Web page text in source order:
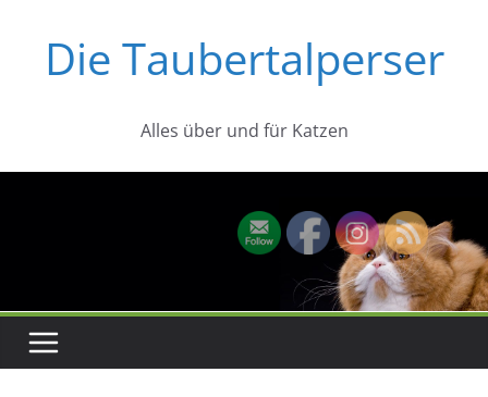
springenDie Taubertalperser
Alles über und für Katzen